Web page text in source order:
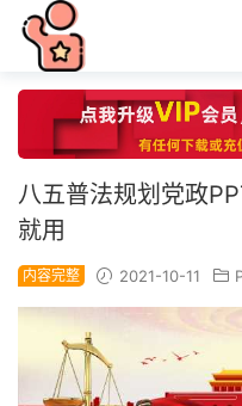
八五普法规划党政
就用
内容完整 2021-10-11